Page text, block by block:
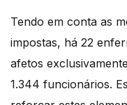
Tendo em conta as
impostas, há 22
afetos
1.344 funcionários.